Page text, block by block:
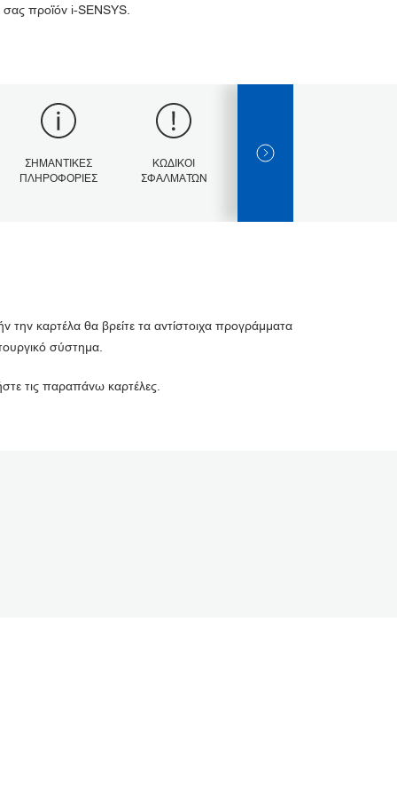
προϊόν i-SENSYS.
ΣΗΜΑΝΤΙΚΈΣ
ΠΛΗΡΟΦΟΡΊΕΣ
ΚΩΔΙΚΟΊ
ΣΦΑΛΜΆΤΩΝ
ΠΡΟΔΙΑΓΡΑΦΈΣ
NEXT SLIDE
την καρτέλα θα βρείτε τα αντίστοιχα προγράμματα
σύστημα.
τις παραπάνω καρτέλες.